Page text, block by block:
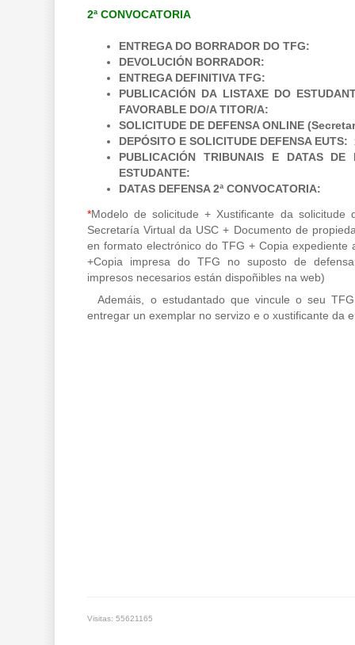
2ª CONVOCATORIA
ENTREGA DO BORRADOR DO TFG:
DEVOLUCIÓN BORRADOR:
ENTREGA DEFINITIVA TFG:
PUBLICACIÓN DA LISTAXE DO
FAVORABLE DO/A TITOR/A:
SOLICITUDE DE DEFENSA ONLINE
DEPÓSITO E SOLICITUDE DEFENSA EUTS:
PUBLICACIÓN TRIBUNAIS E DATAS DE
ESTUDANTE:
DATAS DEFENSA 2ª CONVOCATORIA:
*Modelo de solicitude + Xustificante da solicitude
Secretaría Virtual da USC + Documento de
en formato electrónico do TFG + Copia expediente
+Copia impresa do TFG no suposto de
impresos necesarios están dispoñibles na web)
Ademáis, o estudantado que vincule o seu
entregar un exemplar no servizo e o xustificante da
Visitas: 55621165